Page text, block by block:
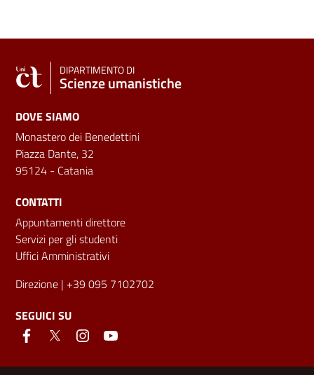
DIPARTIMENTO DI
Scienze umanistiche
DOVE SIAMO
Monastero dei Benedettini
Piazza Dante, 32
95124 - Catania
CONTATTI
Appuntamenti direttore
Servizi per gli studenti
Uffici Amministrativi
Direzione | +39 095 7102702
SEGUICI SU